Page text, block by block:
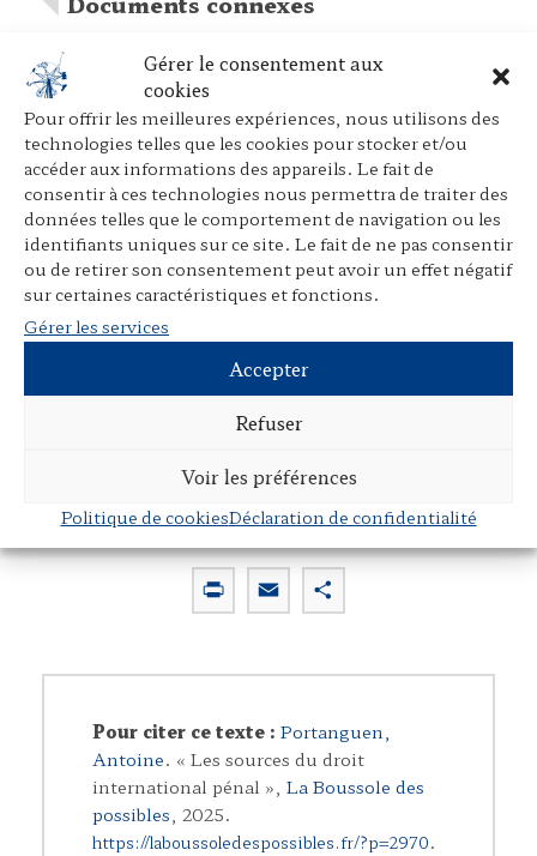
Gérer le consentement aux
cookies
Pour offrir les meilleures expériences, nous utilisons des
technologies telles que les cookies pour stocker et/ou
accéder aux informations des appareils. Le fait de
consentir à ces technologies nous permettra de traiter des
données telles que le comportement de navigation ou les
identifiants uniques sur ce site. Le fait de ne pas consentir
ou de retirer son consentement peut avoir un effet négatif
sur certaines caractéristiques et fonctions.
Gérer les services
Accepter
Refuser
Voir les préférences
Politique de cookiesDéclaration de confidentialité
droit international
Ambiguïtés et
r
n
m
i
a
t
g
e
r
Pour citer ce texte : Portanguen,
Antoine. « Les sources du droit
international pénal », La Boussole des
possibles, 2025.
https://laboussoledespossibles.fr/?p=2970.